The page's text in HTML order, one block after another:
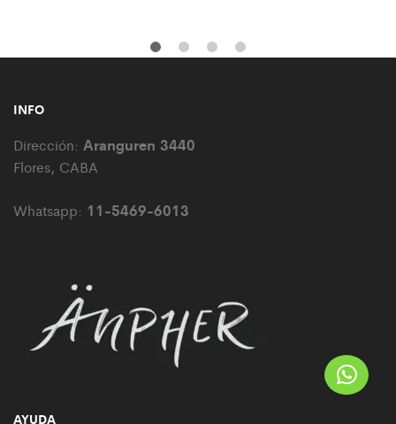
INFO
Dirección: Aranguren 3440
Flores, CABA
Whatsapp: 11-5469-6013
AYUDA